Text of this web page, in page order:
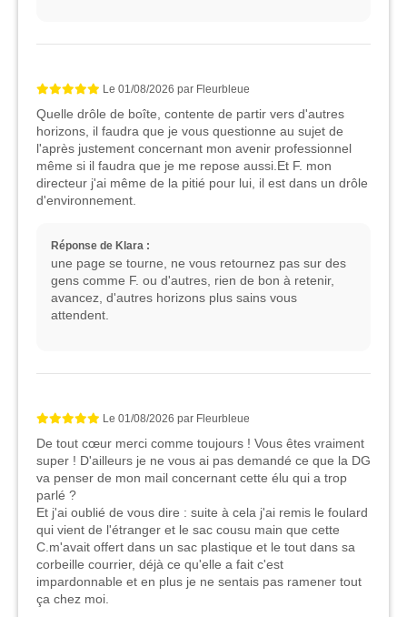
Le 01/08/2026 par Fleurbleue
Quelle drôle de boîte, contente de partir vers d'autres
horizons, il faudra que je vous questionne au sujet de
l'après justement concernant mon avenir professionnel
même si il faudra que je me repose aussi.Et F. mon
directeur j'ai même de la pitié pour lui, il est dans un drôle
d'environnement.
Réponse de Klara :
une page se tourne, ne vous retournez pas sur des
gens comme F. ou d'autres, rien de bon à retenir,
avancez, d'autres horizons plus sains vous
attendent.
Le 01/08/2026 par Fleurbleue
De tout cœur merci comme toujours ! Vous êtes vraiment
super ! D'ailleurs je ne vous ai pas demandé ce que la DG
va penser de mon mail concernant cette élu qui a trop
parlé ?
Et j'ai oublié de vous dire : suite à cela j'ai remis le foulard
qui vient de l'étranger et le sac cousu main que cette
C.m'avait offert dans un sac plastique et le tout dans sa
corbeille courrier, déjà ce qu'elle a fait c'est
impardonnable et en plus je ne sentais pas ramener tout
ça chez moi.